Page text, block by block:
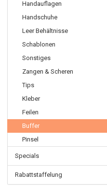
Handauflagen
Handschuhe
Leer Behältnisse
Schablonen
Sonstiges
Zangen & Scheren
Tips
Kleber
Feilen
Buffer
Pinsel
Specials
Rabattstaffelung